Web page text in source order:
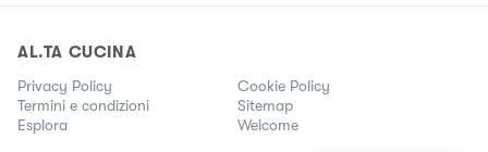
AL.TA CUCINA
Privacy Policy
Cookie Policy
Termini e condizioni
Sitemap
Esplora
Welcome